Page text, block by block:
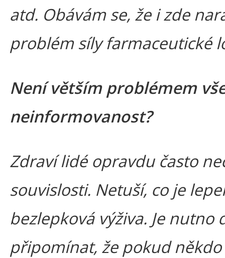
atd. Obávám se, že i zde
problém síly farmaceutické
Není větším problémem
neinformovanost?
Zdraví lidé opravdu často
souvislosti. Netuší, co je
bezlepková výživa. Je nutno
připomínat, že pokud